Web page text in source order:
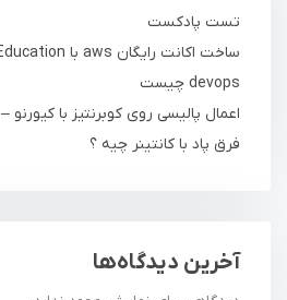
تست پادکست
ساخت اکانت رایگان aws با AWS Education
devops چیست
اعمال پالیسی روی کوبرنتیز با کیورنو – kyverno
فرق پاد با کانتینر چیه ؟
آخرین دیدگاه‌ها